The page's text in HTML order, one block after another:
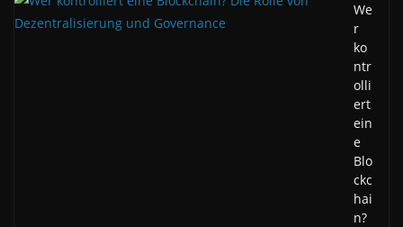
We
r
ko
ntr
olli
ert
ein
e
Blo
ckc
hai
n?